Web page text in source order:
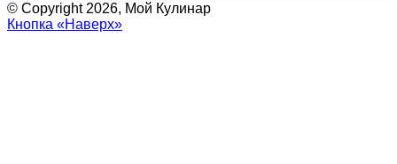
© Copyright 2026, Мой Кулинар
Кнопка «Наверх»